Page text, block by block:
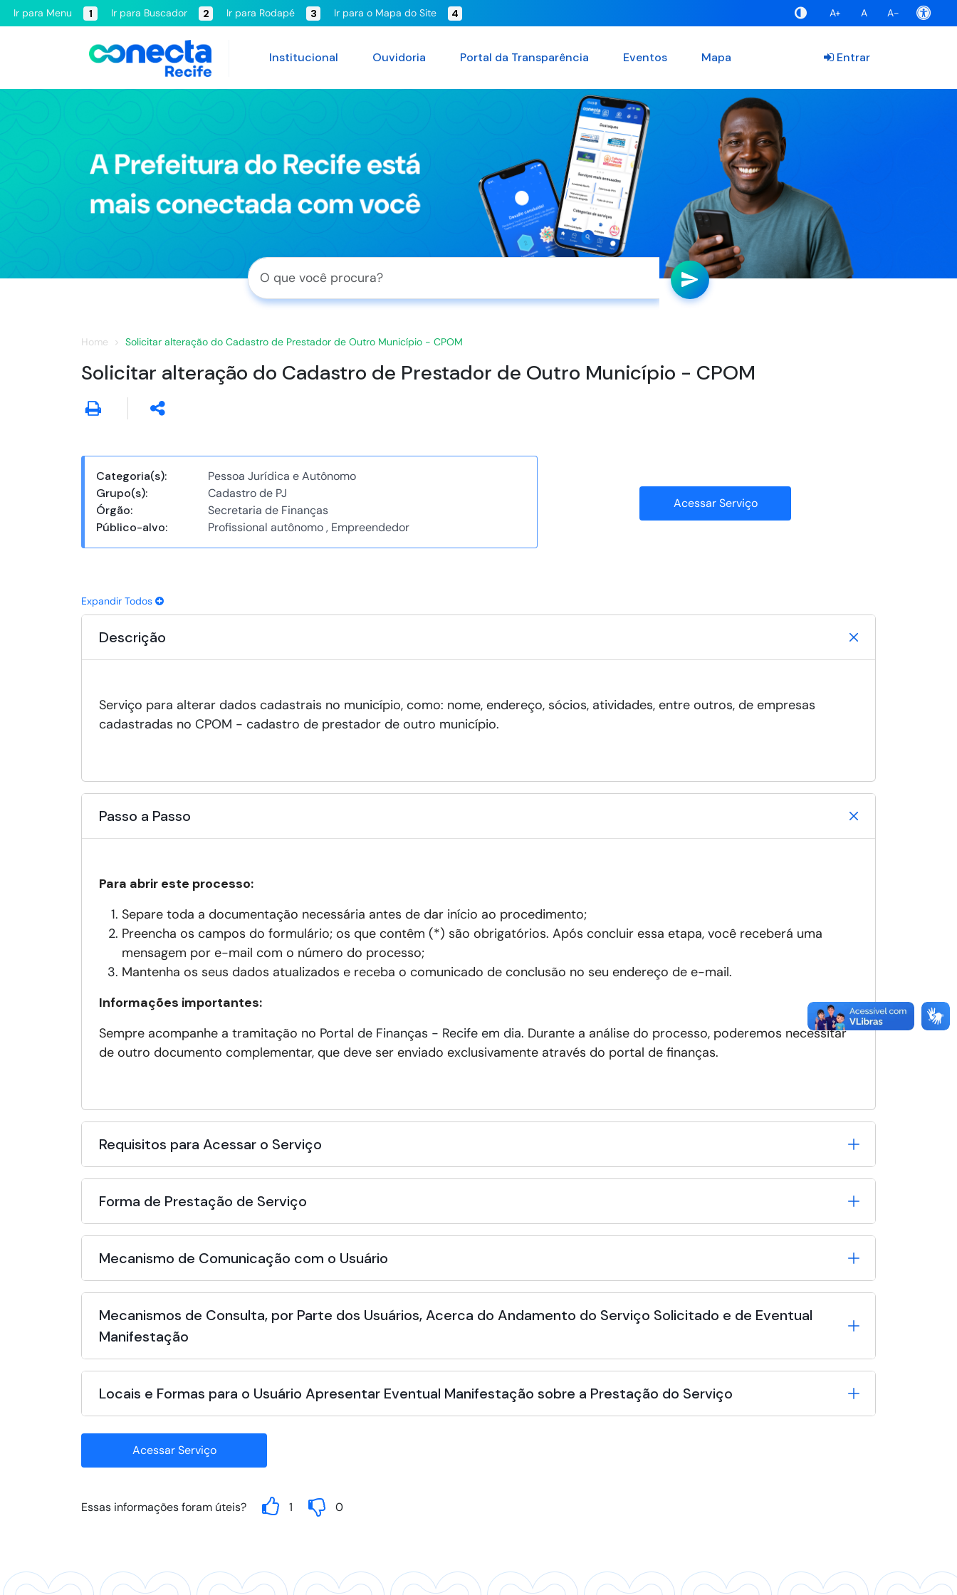
Ir para Menu 1 Ir para Buscador 2 Ir para Rodapé 3 Ir para o Mapa do Site 4 A+ A A-
Institucional Ouvidoria Portal da Transparência Eventos Mapa Entrar
Home Solicitar alteração do Cadastro de Prestador de Outro Município - CPOM
Solicitar alteração do Cadastro de Prestador de Outro Município - CPOM
Categoria(s):
Pessoa Jurídica e Autônomo
Grupo(s):
Cadastro de PJ
Órgão:
Secretaria de Finanças
Público-alvo:
Profissional autônomo , Empreendedor
Acessar Serviço
Expandir Todos
Descrição
Serviço para alterar dados cadastrais no município, como: nome, endereço, sócios, atividades, entre outros, de empresas
cadastradas no CPOM - cadastro de prestador de outro município.
Passo a Passo
Para abrir este processo:
Separe toda a documentação necessária antes de dar início ao procedimento;
Preencha os campos do formulário; os que contêm (*) são obrigatórios. Após concluir essa etapa, você receberá uma
mensagem por e-mail com o número do processo;
Mantenha os seus dados atualizados e receba o comunicado de conclusão no seu endereço de e-mail.
Informações importantes:
Sempre acompanhe a tramitação no Portal de Finanças - Recife em dia. Durante a análise do processo, poderemos necessitar
de outro documento complementar, que deve ser enviado exclusivamente através do portal de finanças.
Requisitos para Acessar o Serviço
Forma de Prestação de Serviço
Mecanismo de Comunicação com o Usuário
Mecanismos de Consulta, por Parte dos Usuários, Acerca do Andamento do Serviço Solicitado e de Eventual
Manifestação
Locais e Formas para o Usuário Apresentar Eventual Manifestação sobre a Prestação do Serviço
Acessar Serviço
Essas informações foram úteis? 1 0